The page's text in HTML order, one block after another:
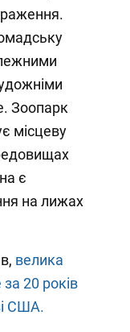
Зоопарк
місцеву
є
на лижах
велика
20 років
США.